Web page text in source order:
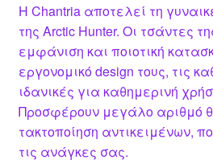
Η Chantria αποτελεί τη
της Arctic Hunter. Οι τσάντες
εμφάνιση και ποιοτική
εργονομικό design τους, τις
ιδανικές για καθημερινή
Προσφέρουν μεγάλο αριθμό
τακτοποίηση αντικειμένων,
τις ανάγκες σας.